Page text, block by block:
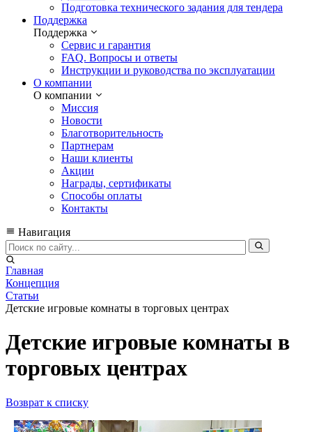
Подготовка технического задания для тендера
Поддержка
Поддержка
Сервис и гарантия
FAQ. Вопросы и ответы
Инструкции и руководства по эксплуатации
О компании
О компании
Миссия
Новости
Благотворительность
Партнерам
Наши клиенты
Акции
Награды, сертификаты
Способы оплаты
Контакты
Навигация
Главная
Концепция
Статьи
Детские игровые комнаты в торговых центрах
Детские игровые комнаты в
торговых центрах
Возврат к списку